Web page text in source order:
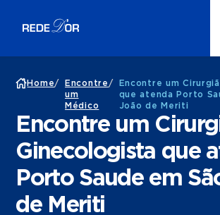
Home/
Encontre
um
Médico
/
Encontre um
que atenda Porto
João de Meriti
Encontre um
Ginecologista que
Porto Saude em
de Meriti